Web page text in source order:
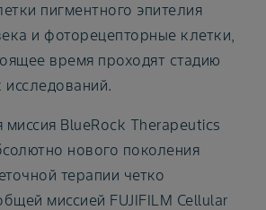
пигментного эпителия
и фоторецепторные клетки,
время проходят стадию
миссия BlueRock Therapeutics
нового поколения
терапии четко
миссией FUJIFILM Cellular